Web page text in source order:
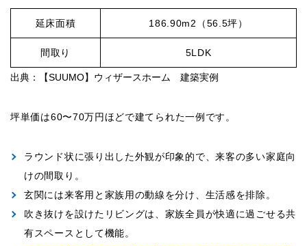
延床面積 186.90m2（56.5坪）
間取り 5LDK
出典：【SUUMO】ウィザースホーム 建築実例
坪単価は60〜70万円ほどで建てられた一例です。
ラウンド状に張り出した外観が印象的で、来客の多い家庭向
けの間取り。
玄関には来客用と家族用の動線を分け、生活感を排除。
吹き抜けを設けたリビングは、家族全員が快適に過ごせる共
有スペースとして機能。